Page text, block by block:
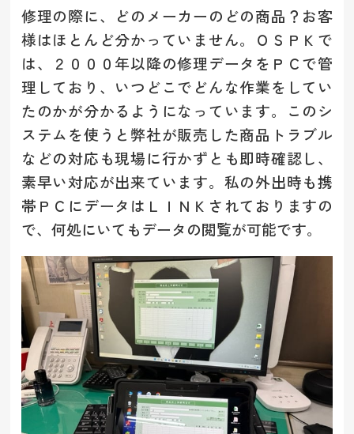
修理の際に、どのメーカーのどの商品？お客
様はほとんど分かっていません。ＯＳＰＫで
は、２０００年以降の修理データをＰＣで管
理しており、いつどこでどんな作業をしてい
たのかが分かるようになっています。このシ
ステムを使うと弊社が販売した商品トラブル
などの対応も現場に行かずとも即時確認し、
素早い対応が出来ています。私の外出時も携
帯ＰＣにデータはＬＩＮＫされておりますの
で、何処にいてもデータの閲覧が可能です。